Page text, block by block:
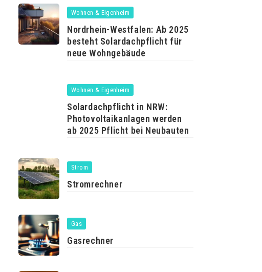
Wohnen & Eigenheim
Nordrhein-Westfalen: Ab 2025
besteht Solardachpflicht für
neue Wohngebäude
Wohnen & Eigenheim
Solardachpflicht in NRW:
Photovoltaikanlagen werden
ab 2025 Pflicht bei Neubauten
Strom
Stromrechner
Gas
Gasrechner